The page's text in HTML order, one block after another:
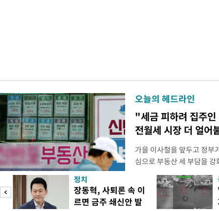
오늘의 헤드라인
"세금 피하려 집주인
전월세 시장 더 얼어
가을 이사철을 앞두고 정부
심으로 부동산 세 부담을
역 임차인들의 불안감이
이기 위해 보유 주택에 직
집을 비워줘야 하는 상황이
정부가 공급대책을 발표하
정치
장동혁, 사퇴론 속 이
르면 금주 쇄신안 발